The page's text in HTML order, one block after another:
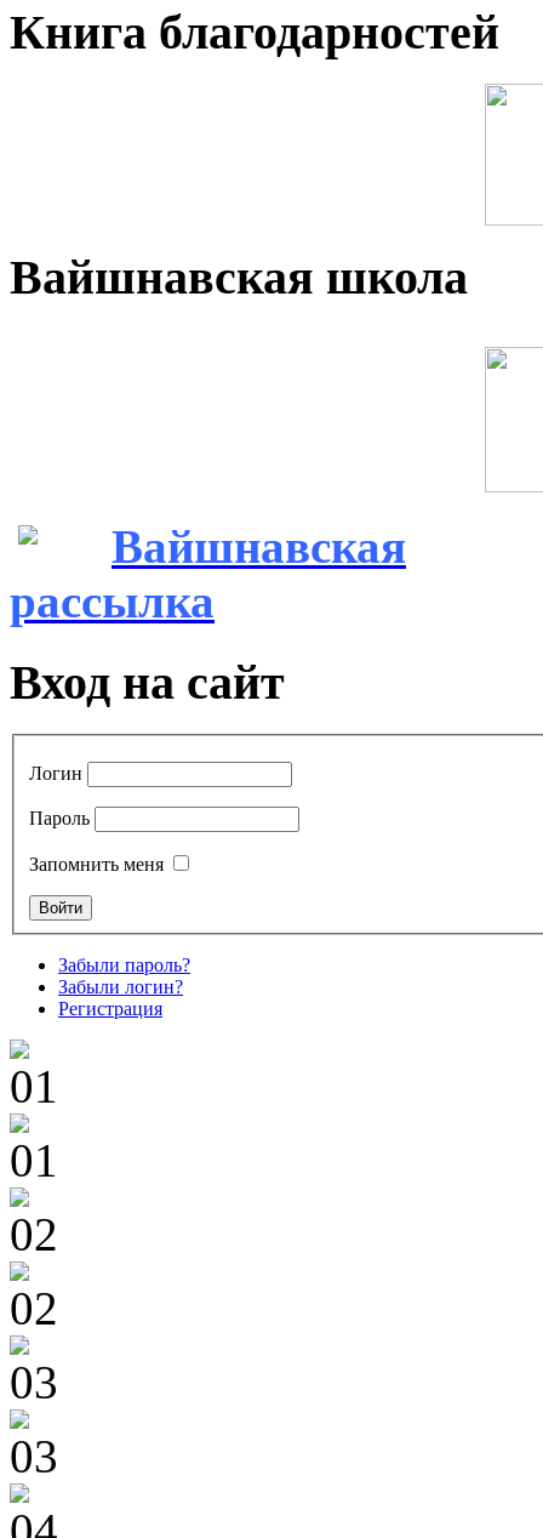
Книга благодарностей
Вайшнавская школа
Вайшнавская
рассылка
Вход на сайт
Логин
Пароль
Запомнить меня
Забыли пароль?
Забыли логин?
Регистрация